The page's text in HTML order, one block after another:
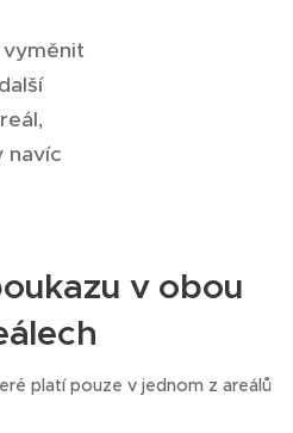
navíc
v obou
platí pouze v jednom z areálů